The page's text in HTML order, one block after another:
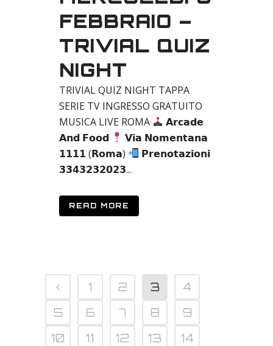
FEBBRAIO –
TRIVIAL QUIZ
NIGHT
TRIVIAL QUIZ NIGHT TAPPA
SERIE TV INGRESSO GRATUITO
MUSICA LIVE ROMA
𝗔𝗿𝗰𝗮𝗱𝗲
𝗔𝗻𝗱 𝗙𝗼𝗼𝗱
𝗩𝗶𝗮 𝗡𝗼𝗺𝗲𝗻𝘁𝗮𝗻𝗮
𝟭𝟭𝟭𝟭 (𝗥𝗼𝗺𝗮)
𝗣𝗿𝗲𝗻𝗼𝘁𝗮𝘇𝗶𝗼𝗻𝗶
𝟯𝟯𝟰𝟯𝟮𝟯𝟮𝟬𝟮𝟯...
READ MORE
1 2 3
4
5
6 7 8
9
10
11 12 13
14